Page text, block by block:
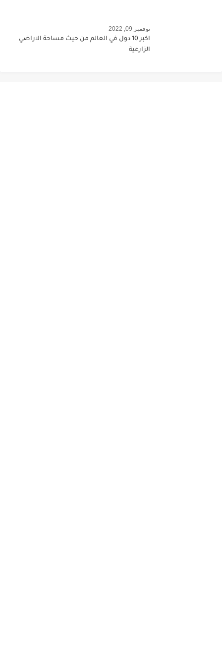
نوفمبر 09, 2022
اكبر 10 دول في العالم من حيث مساحة الاراضي
الزارعية